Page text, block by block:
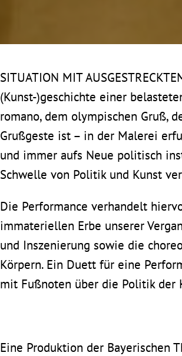
SITUATION MIT
(Kunst-)geschichte einer
romano, dem olympischen Gruß,
Grußgeste ist – in der Malerei
und immer aufs Neue politisch
Schwelle von Politik und Kunst
Die Performance verhandelt
immateriellen Erbe unserer
und Inszenierung sowie die
Körpern. Ein Duett für eine
mit Fußnoten über die Politik der
Eine Produktion der Bayerischen